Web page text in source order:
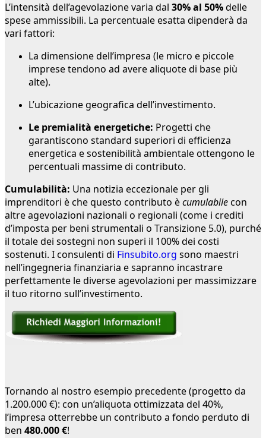
L’intensità dell’agevolazione varia dal 30% al 50%delle
spese ammissibili. La percentuale esatta dipenderà da
vari fattori:
La dimensione dell’impresa (le micro e piccole
imprese tendono ad avere aliquote di base più
alte).
L’ubicazione geografica dell’investimento.
Le premialità energetiche: Progetti che
garantiscono standard superiori di efficienza
energetica e sostenibilità ambientale ottengono le
percentuali massime di contributo.
Cumulabilità: Una notizia eccezionale per gli
imprenditori è che questo contributo ècumulabilecon
altre agevolazioni nazionali o regionali (come i crediti
d’imposta per beni strumentali o Transizione 5.0), purché
il totale dei sostegni non superi il 100% dei costi
sostenuti. I consulenti di Finsubito.org sono maestri
nell’ingegneria finanziaria e sapranno incastrare
perfettamente le diverse agevolazioni per massimizzare
il tuo ritorno sull’investimento.
Tornando al nostro esempio precedente (progetto da
1.200.000 €): con un’aliquota ottimizzata del 40%,
l’impresa otterrebbe un contributo a fondo perduto di
ben 480.000 €!